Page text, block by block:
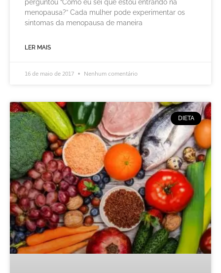
perguntou “Como eu sei que estou entrando na
menopausa?” Cada mulher pode experimentar os
sintomas da menopausa de maneira
LER MAIS
16 de maio de 2017 Nenhum comentário
DIETA